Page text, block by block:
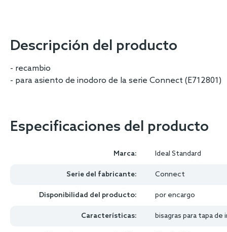
Descripción del producto
- recambio
- para asiento de inodoro de la serie Connect (E712801)
Especificaciones del producto
Marca: Ideal Standard
Serie del fabricante: Connect
Disponibilidad del producto: por encargo
Características: bisagras para tapa de